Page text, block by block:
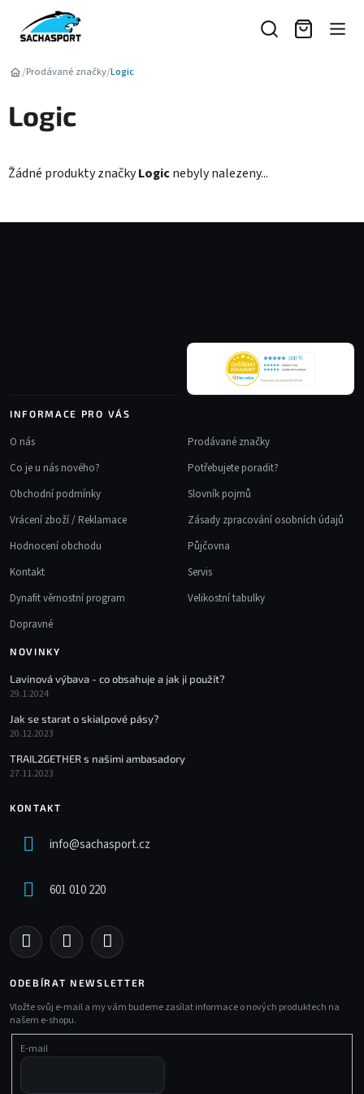
obsah
/Prodávané značky/Logic
Logic
Žádné produkty značkyLogicnebyly nalezeny...
INFORMACE PRO VÁS
O nás
Co je u nás nového?
Obchodní podmínky
Vrácení zboží / Reklamace
Hodnocení obchodu
Kontakt
Dynafit věrnostní program
Dopravné
Prodávané značky
Potřebujete poradit?
Slovník pojmů
Zásady zpracování osobních údajů
Půjčovna
Servis
Velikostní tabulky
NOVINKY
Lavinová výbava - co obsahuje a jak ji použít?
29.1.2024
Jak se starat o skialpové pásy?
20.12.2023
TRAIL2GETHER s našimi ambasadory
27.11.2023
KONTAKT
info@sachasport.cz
601 010 220
ODEBÍRAT NEWSLETTER
Vložte svůj e-mail a my vám budeme zasílat informace o nových produktech na
našem e-shopu.
E-mail